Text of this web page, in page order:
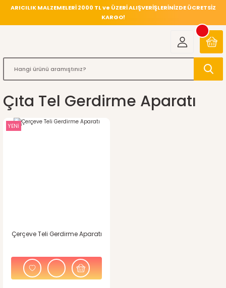
ARICILIK MALZEMELERİ 2000 TL ve ÜZERİ ALIŞVERİŞLERİNİZDE ÜCRETSİZ
KARGO!
Çıta Tel Gerdirme Aparatı
YENİ
Çerçeve Teli Gerdirme Aparatı